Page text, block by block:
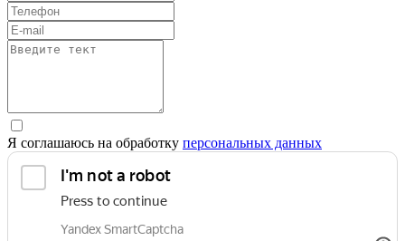
Я соглашаюсь на обработку персональных данных